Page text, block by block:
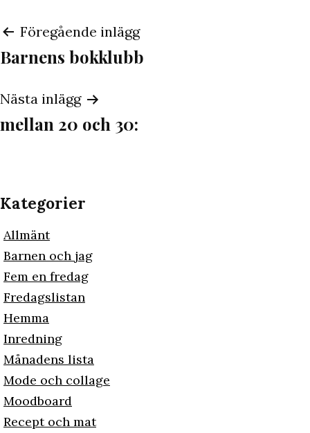
Inläggsnavigering
Föregående inlägg
Barnens bokklubb
Nästa inlägg
mellan 20 och 30:
Kategorier
Allmänt
Barnen och jag
Fem en fredag
Fredagslistan
Hemma
Inredning
Månadens lista
Mode och collage
Moodboard
Recept och mat